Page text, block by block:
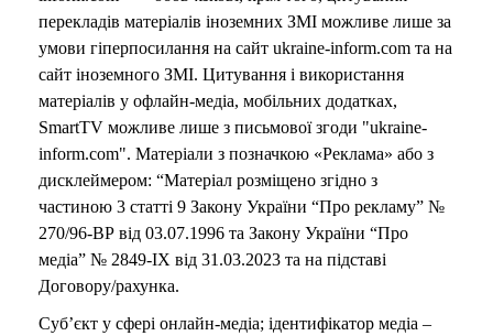
перекладів матеріалів іноземних ЗМІ можливе лише за
умови гіперпосилання на сайт ukraine-inform.com та на
сайт іноземного ЗМІ. Цитування і використання
матеріалів у офлайн-медіа, мобільних додатках,
SmartTV можливе лише з письмової згоди "ukraine-
inform.com". Матеріали з позначкою «Реклама» або з
дисклеймером: “Матеріал розміщено згідно з
частиною 3 статті 9 Закону України “Про рекламу” №
270/96-ВР від 03.07.1996 та Закону України “Про
медіа” № 2849-IX від 31.03.2023 та на підставі
Договору/рахунка.
Суб’єкт у сфері онлайн-медіа; ідентифікатор медіа –